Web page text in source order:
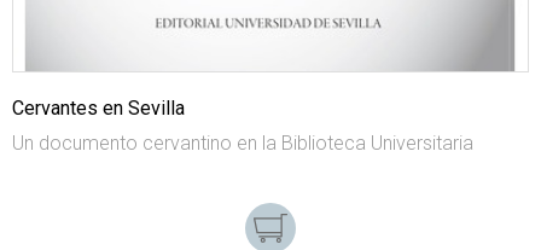
Cervantes en Sevilla
Un documento cervantino en la Biblioteca Universitaria